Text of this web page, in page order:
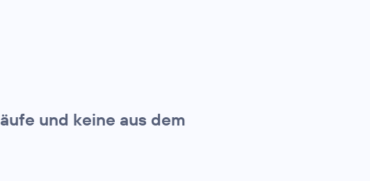
und keine aus dem